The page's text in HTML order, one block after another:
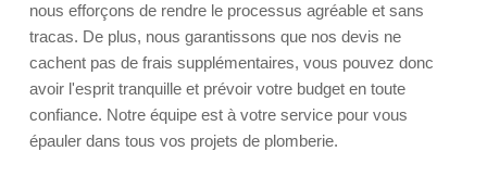
nous efforçons de rendre le processus agréable et sans
tracas. De plus, nous garantissons que nos devis ne
cachent pas de frais supplémentaires, vous pouvez donc
avoir l'esprit tranquille et prévoir votre budget en toute
confiance. Notre équipe est à votre service pour vous
épauler dans tous vos projets de plomberie.